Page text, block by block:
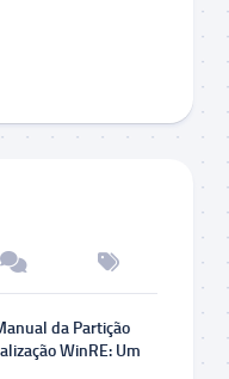
da Partição
WinRE: Um